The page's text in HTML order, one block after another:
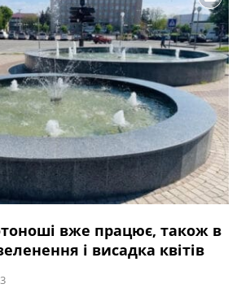
виїзд автомобіля […]
вже працює, також в
і висадка квітів